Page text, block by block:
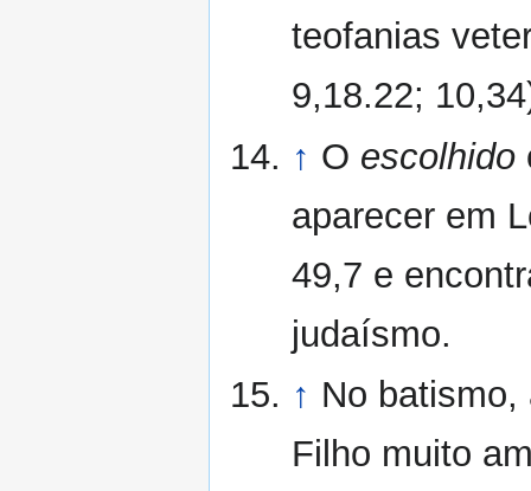
teofanias
9,18.22;
↑ O escolhido
aparecer em
49,7 e
judaísmo.
↑ No
Filho muito